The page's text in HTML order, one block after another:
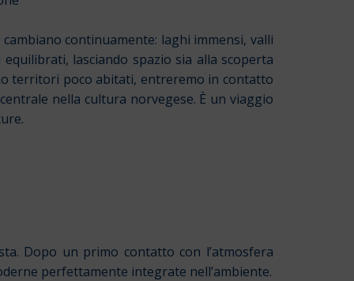
continuamente: laghi immensi, valli
lasciando spazio sia alla scoperta
territori poco abitati, entreremo in contatto
nella cultura norvegese. È un viaggio
Dopo un primo contatto con l’atmosfera
perfettamente integrate nell’ambiente.